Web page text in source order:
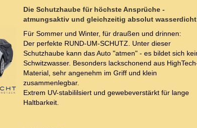
Die Schutzhaube für höchste Ansprüche -
atmungsaktiv und gleichzeitig absolut
Für Sommer und Winter, für draußen und drinnen:
Der perfekte RUND-UM-SCHUTZ. Unter dieser
Schutzhaube kann das Auto "atmen" - es bildet sich
Schwitzwasser. Besonders lackschonend aus
Material, sehr angenehm im Griff und klein
zusammenlegbar.
Extrem UV-stabililsiert und gewebeverstärkt für lange
Haltbarkeit.